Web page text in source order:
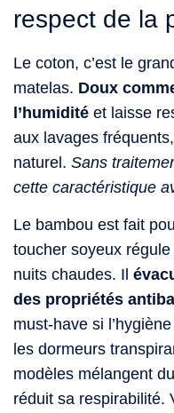
respect de la
Le coton, c’est le
matelas. Doux
l’humidité et laisse
aux lavages
naturel. Sans
cette caractéristique
Le bambou est fait
toucher soyeux
nuits chaudes. Il
des propriétés
must-have si
les dormeurs
modèles mélangent
réduit sa respirabilité.